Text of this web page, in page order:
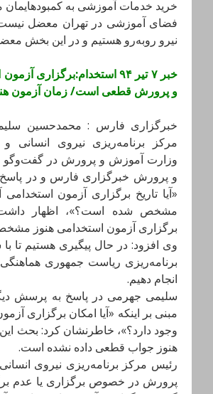
خرید خدمات آموزشی به
فضای آموزشی در تهران معضل نیست
نیرو روبه‌رو هستیم و در این بخش
خبر ۷ تیر ۹۴ استخدام:برگزاری
و پرورش قطعی است/ زمان آزمون
خبرگزاری فارس : محمدحسین
مرکز برنامه‌ریزی نیروی انسانی
وزارت آموزش و پرورش در گفت‌وگو
و پرورش خبرگزاری فارس و در
«آیا تاریخ برگزاری آزمون
مشخص شده است؟»، اظهار داشت:
برگزاری آزمون استخدامی هنوز
وی افزود: در حال پیگیری هستیم تا
برنامه‌ریزی ریاست جمهوری
انجام دهیم.
سلیمی جهرمی در پاسخ به پرسش
مبنی بر اینکه «آیا امکان برگزاری
وجود دارد؟»، خاطرنشان کرد: بحث
هنوز جواب قطعی داده نشده است.
رئیس مرکز برنامه‌ریزی نیروی
پرورش در خصوص برگزاری یا عدم